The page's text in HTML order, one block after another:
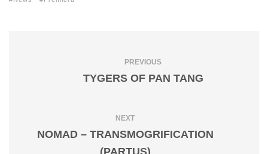
PREVIOUS
TYGERS OF PAN TANG
NEXT
NOMAD – TRANSMOGRIFICATION
(PARTUS)